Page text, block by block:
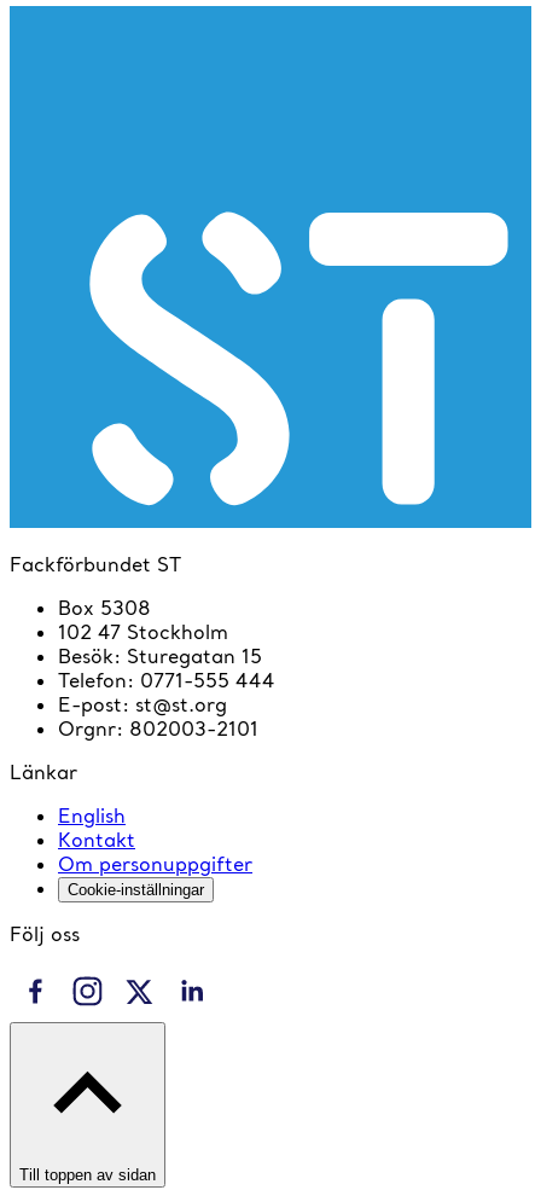
Fackförbundet ST
Box 5308
102 47 Stockholm
Besök: Sturegatan 15
Telefon: 0771-555 444
E-post: st@st.org
Orgnr: 802003-2101
Länkar
English
Kontakt
Om personuppgifter
Cookie-inställningar
Följ oss
Till toppen av sidan